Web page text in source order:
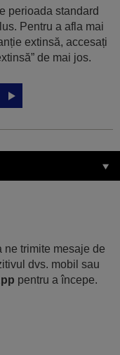
perioada standard
Pentru a afla mai
extinsă, accesați
de mai jos.
ne trimite mesaje de
dvs. mobil sau
pentru a începe.